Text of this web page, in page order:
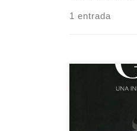
1 entrada
sueño de la